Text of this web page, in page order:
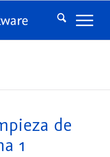
de
1